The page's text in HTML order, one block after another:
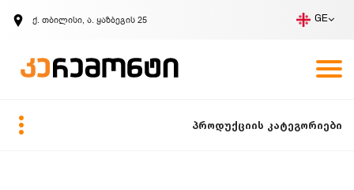
ქ. თბილისი, ა. ყაზბეგის 25 GE
ზარის მოთხოვნა
პროდუქციის კატეგორიები